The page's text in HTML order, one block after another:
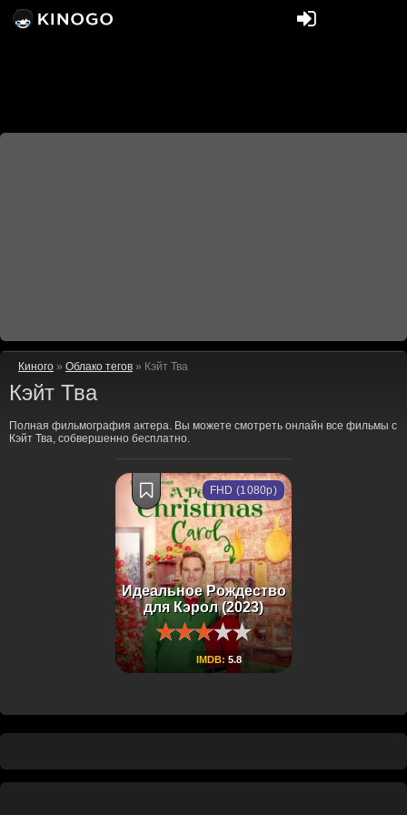
Киного » Облако тегов » Кэйт Тва
Кэйт Тва
Полная фильмография актера. Вы можете смотреть онлайн все фильмы с
Кэйт Тва, собвершенно бесплатно.
Идеальное Рождество
для Кэрол (2023)
IMDB: 5.8
FHD (1080p)